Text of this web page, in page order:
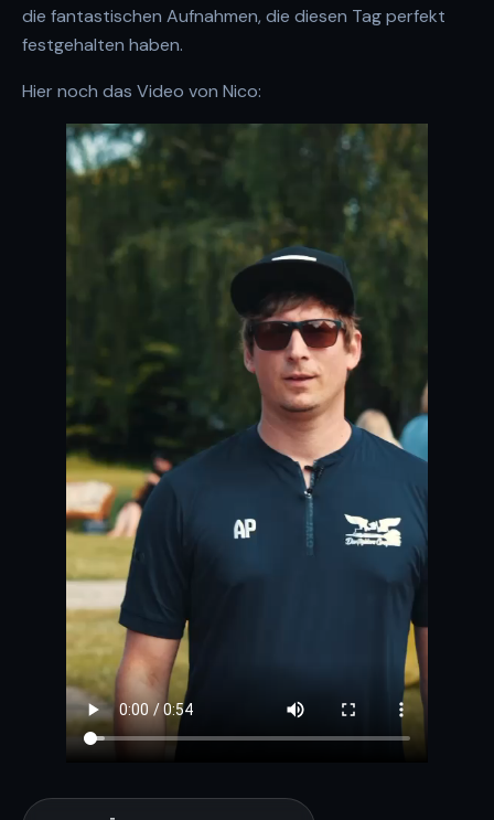
die fantastischen Aufnahmen, die diesen Tag perfekt
festgehalten haben.
Hier noch das Video von Nico: